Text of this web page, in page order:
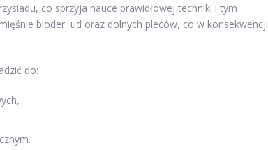
co sprzyja nauce prawidłowej techniki i tym
bioder, ud oraz dolnych pleców, co w konsekwencji
do: